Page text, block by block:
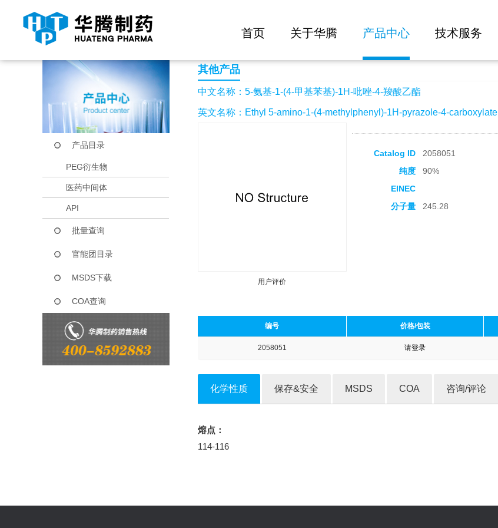
首页 关于华腾 产品中心 技术服务
当前位置： 首页 产品中心 5-氨基-1-(4-甲基苯基)-1H-吡唑-4-羧酸乙酯
产品目录
PEG衍生物
医药中间体
API
批量查询
官能团目录
MSDS下载
COA查询
其他产品
中文名称：5-氨基-1-(4-甲基苯基)-1H-吡唑-4-羧酸乙酯
英文名称：Ethyl 5-amino-1-(4-methylphenyl)-1H-pyrazole-4-carboxylate
用户评价
Catalog ID 2058051
纯度
90%
EINEC
分子量 245.28
编号 价格/包装
2058051 请登录
化学性质 保存&安全 MSDS COA 咨询/评论
熔点：
114-116